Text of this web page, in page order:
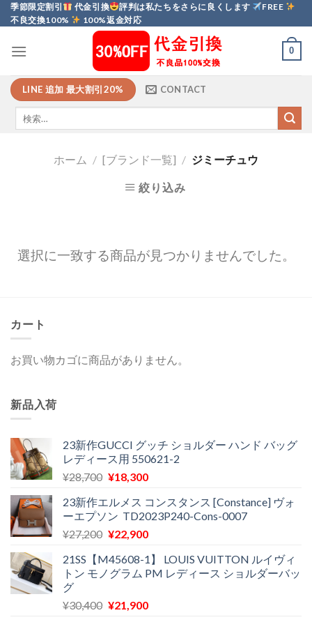
Skip
to
季節限定割引 代金引換 評判は私たちをさらに良くします
FREE
不良交換100%
100%返金対応
0
LINE 追加 最大割引20% CONTACT
ホーム / [ブランド一覧] / ジミーチュウ
絞り込み
選択に一致する商品が見つかりませんでした。
カート
お買い物カゴに商品がありません。
新品入荷
23新作GUCCI グッチ ショルダー ハンド バッグ
レディース用 550621-2
¥28,700 元
価
格
は
で
し
¥18,300現
の
価
格
¥18,300
で
23新作エルメス コンスタンス [Constance] ヴォ
ーエプソン TD2023P240-Cons-0007
¥27,200 元
価
格
¥27,200
¥22,900現
の
価
は
21SS【M45608-1】 LOUIS VUITTON ルイヴィ
トン モノグラム PM レディース ショルダーバッ
グ
¥30,400 元
¥21,900現